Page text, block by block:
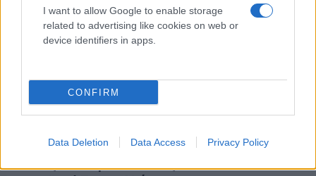
I want to allow Google to enable storage
related to advertising like cookies on web or
device identifiers in apps.
CONFIRM
Data Deletion Data Access Privacy Policy
Ο Μίλτος Τεντόγλου «πέταξε» στον τελικό του